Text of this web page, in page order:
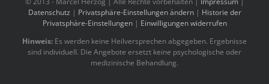
Datenschutz | Privatsphäre-Einstellungen ändern| Historie der
Privatsphäre-Einstellungen| Einwilligungen widerrufen
Hinweis: Es werden keine Heilversprechen abgegeben. Ergebnisse
sind individuell. Die Angebote ersetzt keine psychologische oder
medizinische Behandlung.